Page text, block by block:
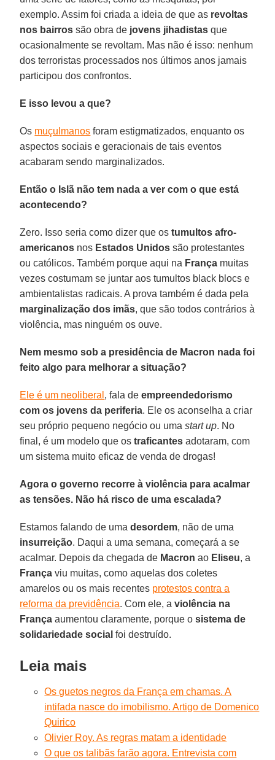
exemplo. Assim foi criada a ideia de que as revoltas
nos bairros são obra de jovens jihadistas que
ocasionalmente se revoltam. Mas não é isso: nenhum
dos terroristas processados nos últimos anos jamais
participou dos confrontos.
E isso levou a que?
Os muçulmanos foram estigmatizados, enquanto os
aspectos sociais e geracionais de tais eventos
acabaram sendo marginalizados.
Então o Islã não tem nada a ver com o que está
acontecendo?
Zero. Isso seria como dizer que ostumultos afro-
americanos nos Estados Unidos são protestantes
ou católicos. Também porque aqui na França muitas
vezes costumam se juntar aos tumultos black blocs e
ambientalistas radicais. A prova também é dada pela
marginalização dos imãs, que são todos contrários à
violência, mas ninguém os ouve.
Nem mesmo sob a presidência de Macron nada foi
feito algo para melhorar a situação?
Ele é um neoliberal , fala deempreendedorismo
com os jovens da periferia. Ele os aconselha a criar
seu próprio pequeno negócio ou umastart up. No
final, é um modelo que ostraficantes adotaram, com
um sistema muito eficaz de venda de drogas!
Agora o governo recorre à violência para acalmar
as tensões. Não há risco de uma escalada?
Estamos falando de umadesordem, não de uma
insurreição. Daqui a uma semana, começará a se
acalmar. Depois da chegada de Macron ao Eliseu, a
França viu muitas, como aquelas dos coletes
amarelos ou os mais recentes protestos contra a
reforma da previdência. Com ele, aviolência na
França aumentou claramente, porque osistema de
solidariedade social foi destruído.
Leia mais
Os guetos negros da França em chamas. A
intifada nasce do imobilismo. Artigo de Domenico
Quirico
Olivier Roy. As regras matam a identidade
O que os talibãs farão agora. Entrevista com